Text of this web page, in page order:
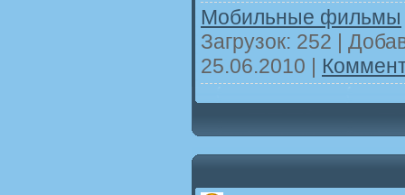
Мобильные фильмы
Загрузок: 252 |
25.06.2010 |